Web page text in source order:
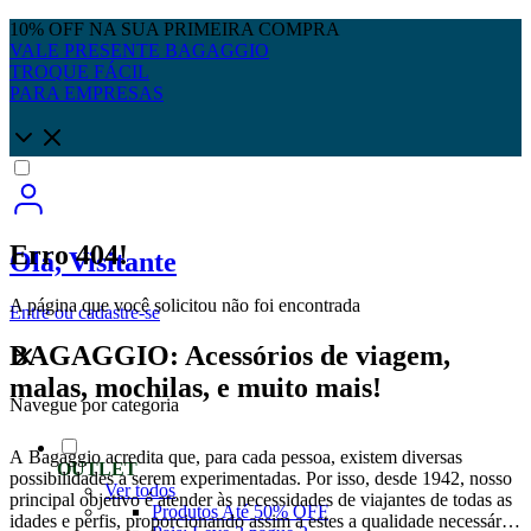
10% OFF NA SUA PRIMEIRA COMPRA
VALE PRESENTE BAGAGGIO
TROQUE FÁCIL
PARA EMPRESAS
Olá, Visitante
Entreou cadastre-se
Navegue por categoria
OUTLET
Ver todos
Produtos Até 50% OFF
Erro 404!
A página que você solicitou não foi encontrada
BAGAGGIO: Acessórios de viagem,
malas, mochilas, e muito mais!
A Bagaggio acredita que, para cada pessoa, existem diversas
possibilidades a serem experimentadas. Por isso, desde 1942, nosso
principal objetivo é atender às necessidades de viajantes de todas as
idades e perfis, proporcionando assim a estes a qualidade necessária